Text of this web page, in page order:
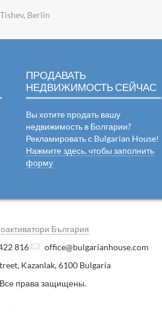
Berlin
ПРОДАВАТЬ
НЕДВИЖИМОСТЬ СЕЙЧАС
Вы хотите продать вашу
недвижимость в Болгарии?
Рекламировать с Bulgarian House!
Нажмите здесь, чтобы заполнить
форму
България
816
office@bulgarianhouse.com
, Kazanlak,6100 Bulgaria
права защищены.